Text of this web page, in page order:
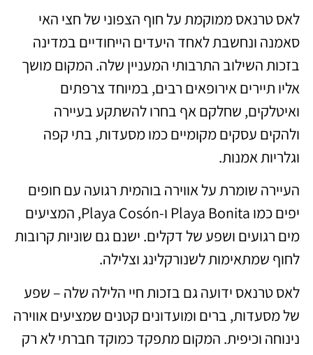
לאס טרנאס ממוקמת על חוף הצפוני של חצי האי
סאמנה ונחשבת לאחד היעדים הייחודיים במדינה
בזכות השילוב התרבותי המעניין שלה. המקום מושך
אליו תיירים אירופאים רבים, במיוחד צרפתים
ואיטלקים, שחלקם אף בחרו להשתקע בעיירה
ולהקים עסקים מקומיים כמו מסעדות, בתי קפה
וגלריות אמנות.
העיירה שומרת על אווירה בוהמית רגועה עם חופים
יפים כמו Playa Bonita ו-Playa Cosón, המציעים
מים רגועים ושפע של דקלים. ישנם גם שוניות קרובות
לחוף שמתאימות לשנורקלינג וצלילה.
לאס טרנאס ידועה גם בזכות חיי הלילה שלה – שפע
של מסעדות, ברים ומועדונים קטנים שמציעים אווירה
נינוחה וכיפית. המקום מתפקד כמוקד חברתי לא רק